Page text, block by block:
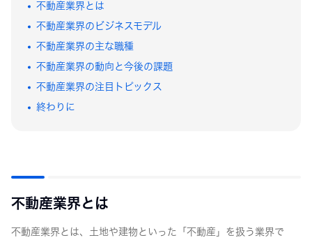
不動産業界とは
不動産業界のビジネスモデル
不動産業界の主な職種
不動産業界の動向と今後の課題
不動産業界の注目トピックス
終わりに
不動産業界とは
不動産業界とは、土地や建物といった「不動産」を扱う業界で